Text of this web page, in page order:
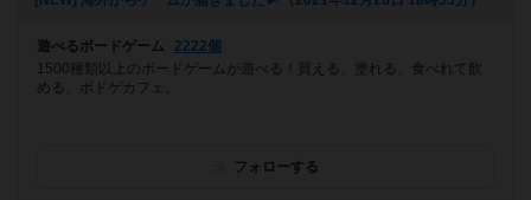
遊べるボードゲーム
2222個
1500種類以上のボードゲームが遊べる！買える、塗れる、食べれて飲
める、ボドゲカフェ。
フォローする